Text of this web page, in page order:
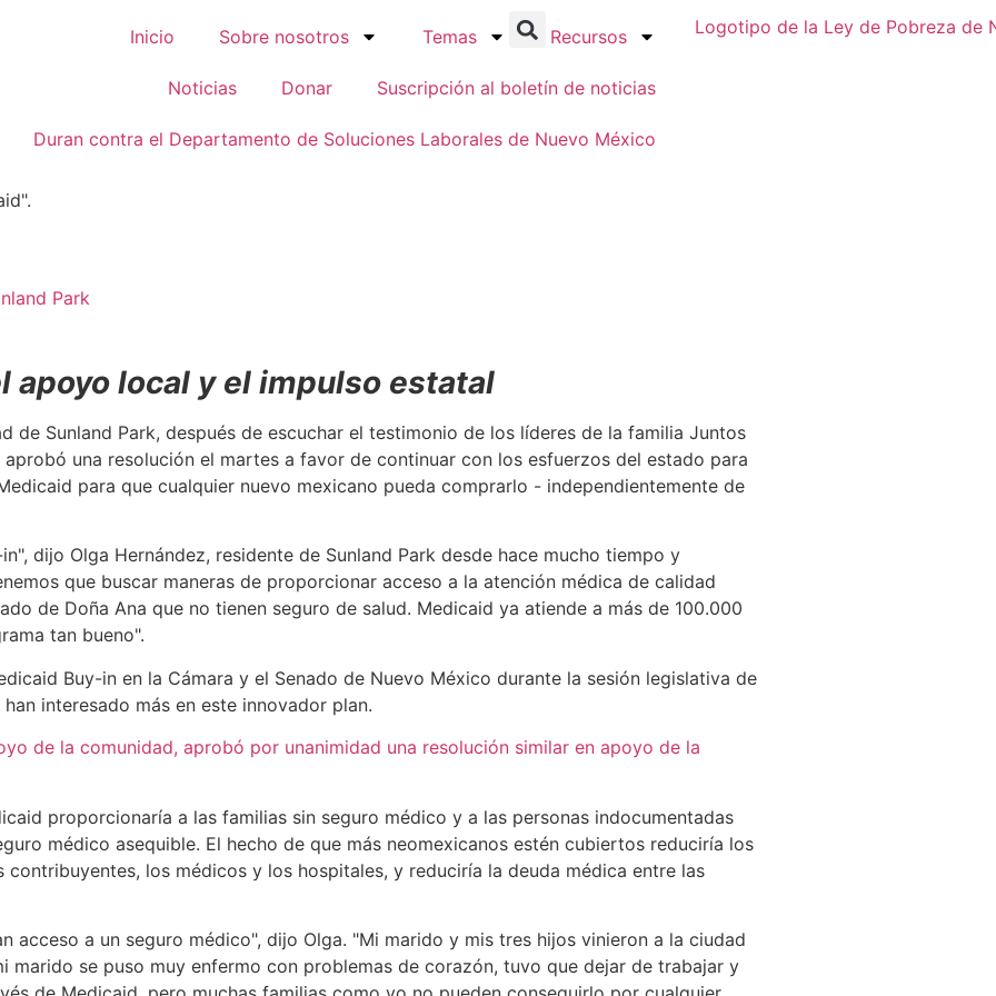
Inicio Sobre nosotros Temas Recursos
Noticias Donar Suscripción al boletín de noticias
Duran contra el Departamento de Soluciones Laborales de Nuevo México
Park
apoyo local y el impulso estatal
de Sunland Park, después de escuchar el testimonio de los líderes de la familia Juntos
una resolución el martes a favor de continuar con los esfuerzos del estado para
para que cualquier nuevo mexicano pueda comprarlo - independientemente de
dijo Olga Hernández, residente de Sunland Park desde hace mucho tiempo y
que buscar maneras de proporcionar acceso a la atención médica de calidad
de Doña Ana que no tienen seguro de salud. Medicaid ya atiende a más de 100.000
tan bueno".
Buy-in en la Cámara y el Senado de Nuevo México durante la sesión legislativa de
interesado más en este innovador plan.
de la comunidad, aprobó por unanimidad una resolución similar en apoyo de la
proporcionaría a las familias sin seguro médico y a las personas indocumentadas
médico asequible. El hecho de que más neomexicanos estén cubiertos reduciría los
los médicos y los hospitales, y reduciría la deuda médica entre las
acceso a un seguro médico", dijo Olga. "Mi marido y mis tres hijos vinieron a la ciudad
marido se puso muy enfermo con problemas de corazón, tuvo que dejar de trabajar y